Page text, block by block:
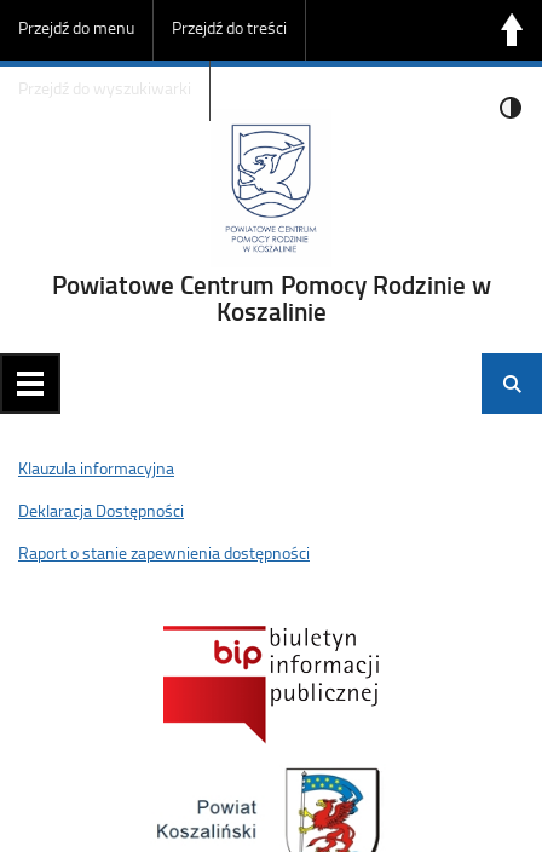
Przejdź do menu Przejdź do treści
Przejdź do wyszukiwarki
Powiatowe Centrum Pomocy Rodzinie w
Koszalinie
Klauzula informacyjna
Deklaracja Dostępności
Raport o stanie zapewnienia dostępności